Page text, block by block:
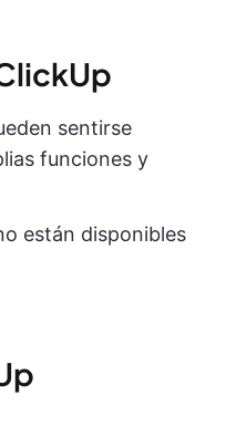
sentirse
funciones y
están disponibles